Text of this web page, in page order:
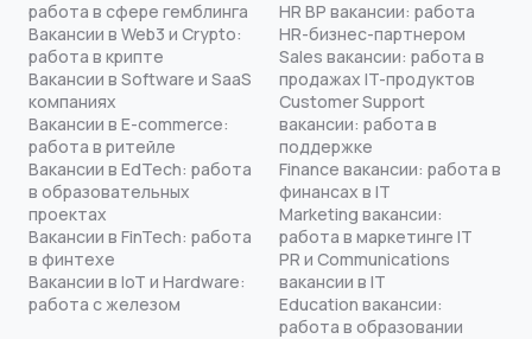
работа в сфере гемблинга
Вакансии в Web3 и Crypto:
работа в крипте
Вакансии в Software и SaaS
компаниях
Вакансии в E-commerce:
работа в ритейле
Вакансии в EdTech: работа
в образовательных
проектах
Вакансии в FinTech: работа
в финтехе
Вакансии в IoT и Hardware:
работа с железом
HR BP вакансии: работа
HR-бизнес-партнером
Sales вакансии: работа в
продажах IT-продуктов
Customer Support
вакансии: работа в
поддержке
Finance вакансии: работа в
финансах в IT
Marketing вакансии:
работа в маркетинге IT
PR и Communications
вакансии в IT
Education вакансии:
работа в образовании